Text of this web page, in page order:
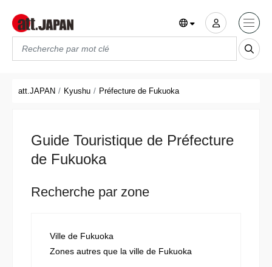
att.JAPAN Kyushu Préfecture de Fukuoka
Guide Touristique de Préfecture
de Fukuoka
Recherche par zone
Ville de Fukuoka
Zones autres que la ville de Fukuoka